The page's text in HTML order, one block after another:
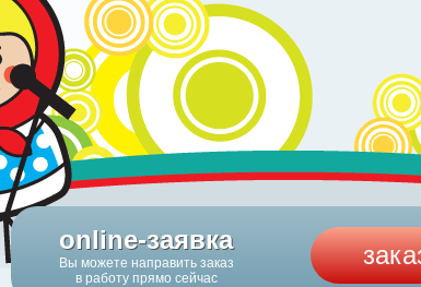
online-заявка
Вы можете направить заказ
в работу прямо сейчас